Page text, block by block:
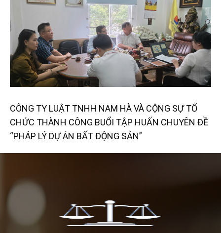
CÔNG TY LUẬT TNHH NAM HÀ VÀ CỘNG SỰ TỔ
CHỨC THÀNH CÔNG BUỔI TẬP HUẤN CHUYÊN ĐỀ
“PHÁP LÝ DỰ ÁN BẤT ĐỘNG SẢN”